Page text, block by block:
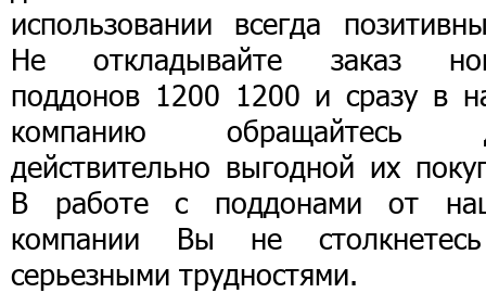
использовании всегда
Не откладывайте заказ
поддонов 1200 1200 и сразу в
компанию обращайтесь
действительно выгодной их
В работе с поддонами от
компании Вы не
серьезными трудностями.